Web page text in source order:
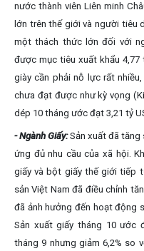
nước thành viên Liên minh
lớn trên thế giới và người tiêu
một thách thức lớn đối với
được mục tiêu xuất khẩu 4,77
giày cần phải nỗ lực rất
chưa đạt được như kỳ vọng
dép 10 tháng ước đạt 3,21 tỷ
- Ngành Giấy: Sản xuất đã tăng
ứng đủ nhu cầu của xã hội.
giấy và bột giấy thế giới tiếp
sản Việt Nam đã điều chỉnh
đã ảnh hưởng đến hoạt động
Sản xuất giấy tháng 10 ước
tháng 9 nhưng giảm 6,2% so